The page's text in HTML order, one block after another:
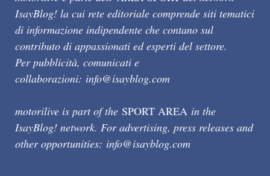
IsayBlog! la cui rete editoriale comprende siti tematici
di informazione indipendente che contano sul
contributo di appassionati ed esperti del settore.
Per pubblicità, comunicati e
collaborazioni: info@isayblog.com
motorilive is part of the SPORT AREA in the
IsayBlog! network. For advertising, press releases and
other opportunities: info@isayblog.com